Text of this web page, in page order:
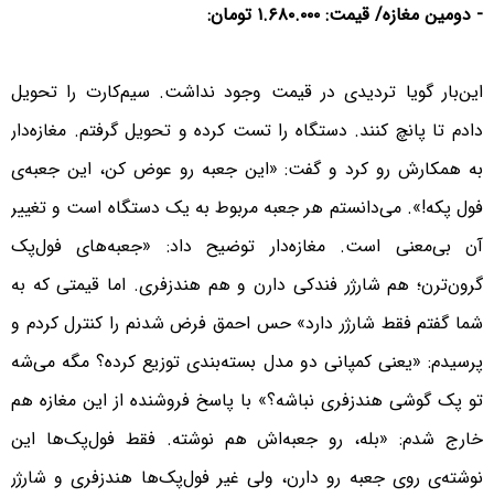
- دومین مغازه/ قیمت: ۱.۶۸۰.۰۰۰ تومان:
این‌بار گویا تردیدی در قیمت وجود نداشت. سیم‌کارت را تحویل
دادم تا پانچ کنند. دستگاه را تست کرده و تحویل گرفتم. مغازه‌دار
به همکارش رو کرد و گفت: «این جعبه رو عوض کن، این جعبه‌ی
فول پکه!». می‌دانستم هر جعبه مربوط به یک دستگاه است و تغییر
آن بی‌معنی است. مغازه‌دار توضیح داد: «جعبه‌های فول‌پک
گرون‌ترن؛ هم شارژر فندکی دارن و هم هندزفری. اما قیمتی که به
شما گفتم فقط شارژر دارد» حس احمق فرض شدنم را کنترل کردم و
پرسیدم: «یعنی کمپانی دو مدل بسته‌بندی توزیع کرده؟ مگه می‌شه
تو پک گوشی هندزفری نباشه؟» با پاسخ فروشنده از این مغازه هم
خارج شدم: «بله، رو جعبه‌اش هم نوشته. فقط فول‌پک‌ها این
نوشته‌ی روی جعبه رو دارن، ولی غیر فول‌پک‌ها هندزفری و شارژر